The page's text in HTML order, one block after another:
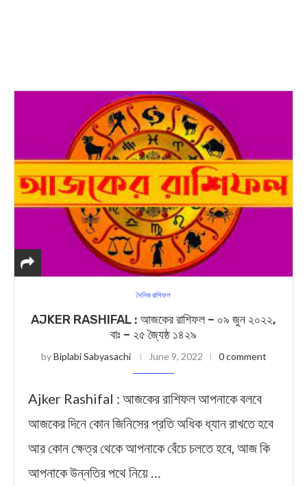
দৈনিক রাশিফল
AJKER RASHIFAL : আজকের রাশিফল – ০৯ জুন ২০২২,
বাঃ – ২৫ জ্যৈষ্ঠ ১৪২৯
byBiplabi Sabyasachi June 9, 2022 0 comment
Ajker Rashifal : আজকের রাশিফল আপনাকে বলবে
আজকের দিনে কোন জিনিসের প্রতি অধিক ধ্যান রাখতে হবে
আর কোন ক্ষেত্র থেকে আপনাকে বেঁচে চলতে হবে, আজ কি
আপনাকে উন্নতির পথে নিয়ে …